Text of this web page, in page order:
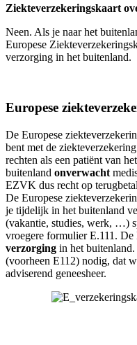
Ziekteverzekeringskaart
Neen. Als je naar het
Europese
verzorging in het buitenland.
Europese
De Europese
bent met de
rechten als een patiënt van
buitenland onverwacht
EZVK dus recht op
De Europese
je tijdelijk in het buitenland
(vakantie, studies, werk, …)
vroegere formulier E.111.
verzorging in het
(voorheen E112) nodig, dat
adviserend geneesheer.